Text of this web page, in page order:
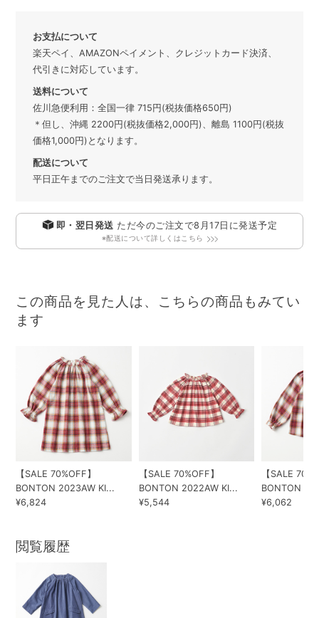
お支払について
楽天ペイ、AMAZONペイメント、クレジットカード決済、
代引きに対応しています。
送料について
佐川急便利用：全国一律 715円(税抜価格650円)
＊但し、沖縄 2200円(税抜価格2,000円)、離島 1100円(税抜
価格1,000円)となります。
配送について
平日正午までのご注文で当日発送承ります。
即・翌日発送 ただ今のご注文で8月17日 に発送予定
※配送について詳しくはこちら
この商品を見た人は、こちらの商品もみてい
ます
【SALE 70%OFF】
BONTON 2023AW KI...
¥6,824
【SALE 70%OFF】
BONTON 2022AW KI...
¥5,544
【SALE
BONTON
¥6,062
閲覧履歴